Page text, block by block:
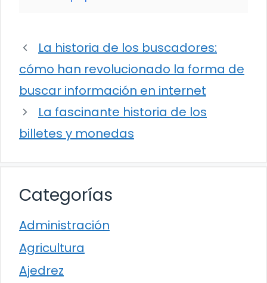
La historia de los buscadores:
cómo han revolucionado la forma de
buscar información en internet
La fascinante historia de los
billetes y monedas
Categorías
Administración
Agricultura
Ajedrez